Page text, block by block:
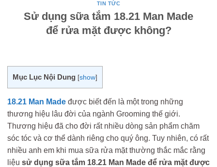
TIN TỨC
Sử dụng sữa tắm 18.21 Man Made
để rửa mặt được không?
Mục Lục Nội Dung [show]
18.21 Man Made được biết đến là một trong những
thương hiệu lâu đời của ngành Grooming thế giới.
Thương hiệu đã cho đời rất nhiều dòng sản phẩm chăm
sóc tóc và cơ thể dành riêng cho quý ông. Tuy nhiên, có rất
nhiều anh em khi mua sữa rửa mặt thường thắc mắc rằng
liệu sử dụng sữa tắm 18.21 Man Made để rửa mặt được